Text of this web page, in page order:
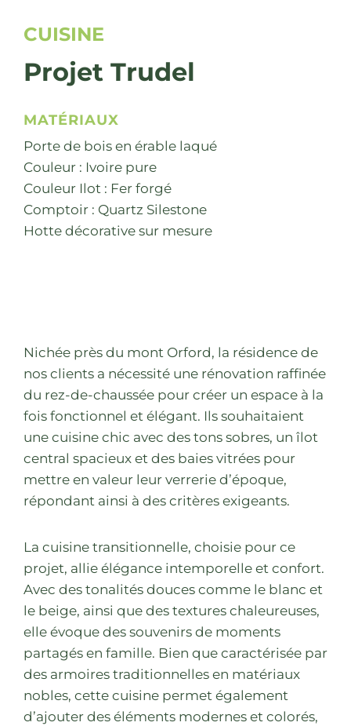
CUISINE
Projet Trudel
MATÉRIAUX
Porte de bois en érable laqué
Couleur : Ivoire pure
Couleur Ilot : Fer forgé
Comptoir : Quartz Silestone
Hotte décorative sur mesure
Nichée près du mont Orford, la résidence de
nos clients a nécessité une rénovation raffinée
du rez-de-chaussée pour créer un espace à la
fois fonctionnel et élégant. Ils souhaitaient
une cuisine chic avec des tons sobres, un îlot
central spacieux et des baies vitrées pour
mettre en valeur leur verrerie d’époque,
répondant ainsi à des critères exigeants.
La cuisine transitionnelle, choisie pour ce
projet, allie élégance intemporelle et confort.
Avec des tonalités douces comme le blanc et
le beige, ainsi que des textures chaleureuses,
elle évoque des souvenirs de moments
partagés en famille. Bien que caractérisée par
des armoires traditionnelles en matériaux
nobles, cette cuisine permet également
d’ajouter des éléments modernes et colorés,